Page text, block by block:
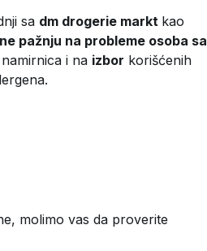
sa dm drogerie markt kao
pažnju na probleme osoba sa
namirnica i na izbor korišćenih
molimo vas da proverite